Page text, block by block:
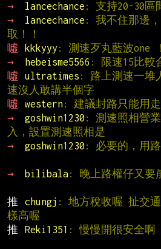
→
lancechance : 支持20-30區
→
lancechance : 我不住那邊
取！！
噓
kkkyyy : 測速歹丸藍波one ！
→
hebeisme5566 : 限速15比較
噓
ultratimes : 路上測速一堆
速沒人敢講半個字
噓
western: 建議封路只能用
→
goshwin1230 : 測速照相營
入，設置測速照相是
→
goshwin1230 : 必要的，用
→
bilibala: 晚上路權仔又要
推
chungj : 地方稅收喔 扯交
樣高喔
推
Reki1351 : 慢慢開很安全啊